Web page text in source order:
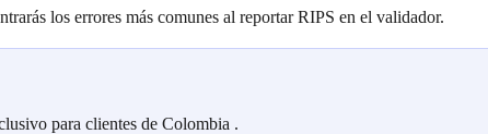
los errores más comunes al reportar RIPS en el validador.
para clientes de Colombia .